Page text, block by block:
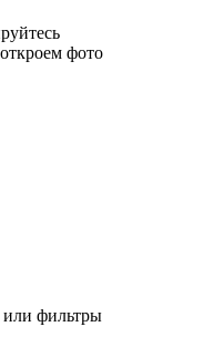
фото
или фильтры